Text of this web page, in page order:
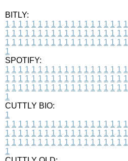
BITLY:
1 1 1 1 1 1 1 1 1 1 1 1 1 1 1 1 1 1 1
1 1 1 1 1 1 1 1 1 1 1 1 1 1 1 1 1 1 1
1 1 1 1 1 1 1 1 1 1 1 1 1 1 1 1 1 1 1
1
SPOTIFY:
1 1 1 1 1 1 1 1 1 1 1 1 1 1 1 1 1 1 1
1 1 1 1 1 1 1 1 1 1 1 1 1 1 1 1 1 1 1
1 1 1 1 1 1 1 1 1 1 1 1 1 1 1 1 1 1 1
1
CUTTLY BIO:
1
1 1 1 1 1 1 1 1 1 1 1 1 1 1 1 1 1 1 1
1 1 1 1 1 1 1 1 1 1 1 1 1 1 1 1 1 1 1
1 1 1 1 1 1 1 1 1 1 1 1 1 1 1 1 1 1 1
1